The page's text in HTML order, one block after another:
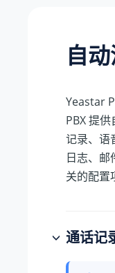
自
Yeastar
PBX 提供
记录、语
日志、邮
关的配置
通话记